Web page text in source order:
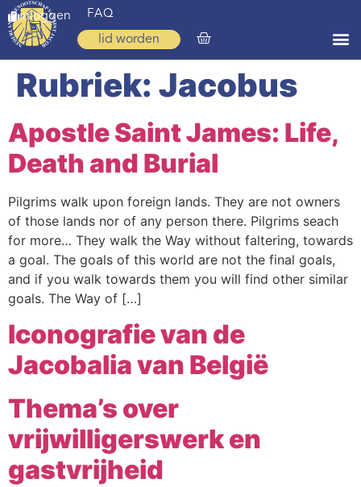
inloggen FAQ
lid worden
Home
Over ons
Spirituele reis
Ervaringen
Regio’s
Agenda
Webshop
Contact
Rubriek: Jacobus
Apostle Saint James: Life,
Death and Burial
Pilgrims walk upon foreign lands. They are not owners
of those lands nor of any person there. Pilgrims seach
for more… They walk the Way without faltering, towards
a goal. The goals of this world are not the final goals,
and if you walk towards them you will find other similar
goals. The Way of […]
Iconografie van de
Jacobalia van België
Thema’s over
vrijwilligerswerk en
gastvrijheid